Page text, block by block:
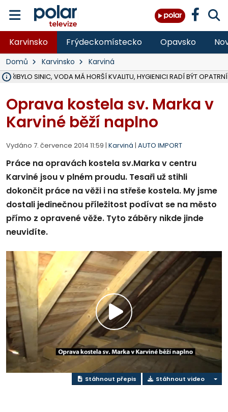
Karvinsko Frýdeckomístecko Opavsko
Domů Karvinsko Karviná
PŘIBYLO SINIC, VODA MÁ HORŠÍ KVALITU, HYGIENICI RADÍ BÝT OPATRNÍ
Oprava kostela sv. Marka v
Karviné běží naplno
Vydáno 7. července 2014 11:59 | Karviná | AUTO IMPORT
Práce na opravách kostela sv.Marka v centru
Karviné jsou v plném proudu. Tesaři už stihli
dokončit práce na věži i na střeše kostela. My jsme
dostali jedinečnou příležitost podívat se na město
přímo z opravené věže. Tyto záběry nikde jinde
neuvidíte.
Přehrát
video
Stáhnout přepis Stáhnout video